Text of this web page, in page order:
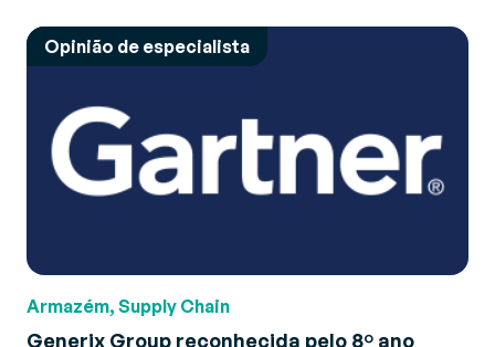
Opinião de especialista
Armazém, Supply Chain
Generix Group reconhecida pelo 8º ano